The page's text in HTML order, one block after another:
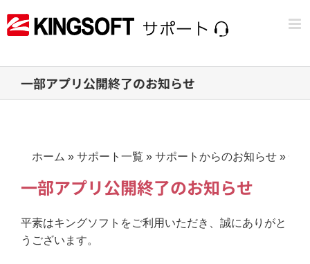
to
一部アプリ公開終了のお知らせ
ホーム » サポート一覧 » サポートからのお知らせ » 一
一部アプリ公開終了のお知らせ
平素はキングソフトをご利用いただき、誠にありがと
うございます。